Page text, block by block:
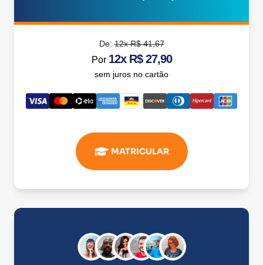
De:12x R$ 41,67
Por 12x R$ 27,90
sem juros no cartão
MATRICULAR